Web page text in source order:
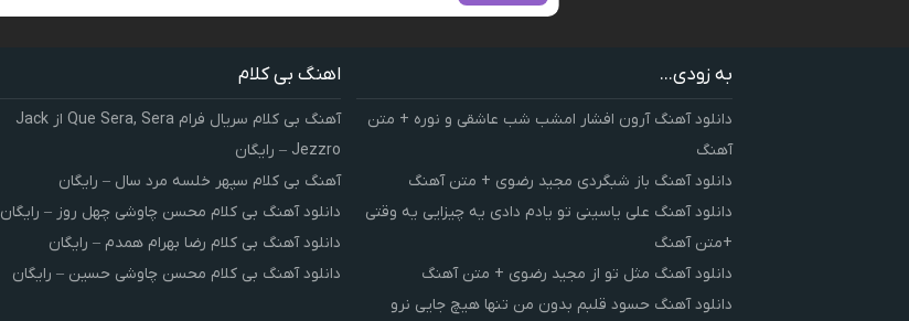
به زودی...
دانلود آهنگ آرون افشار امشب شب عاشقی و نوره + متن
آهنگ
دانلود آهنگ باز شبگردی مجید رضوی + متن آهنگ
دانلود آهنگ علی یاسینی تو یادم دادی یه چیزایی یه وقتی
+متن آهنگ
دانلود آهنگ مثل تو از مجید رضوی + متن آهنگ
دانلود آهنگ حسود قلبم بدون من تنها هیچ جایی نرو
اهنگ بی کلام
آهنگ بی کلام سریال فرام Que Sera, Sera از Jack
Jezzro – رایگان
آهنگ بی کلام سپهر خلسه مرد سال – رایگان
دانلود آهنگ بی کلام محسن چاوشی چهل روز – رایگان
دانلود آهنگ بی کلام رضا بهرام همدم – رایگان
دانلود آهنگ بی کلام محسن چاوشی حسین – رایگان